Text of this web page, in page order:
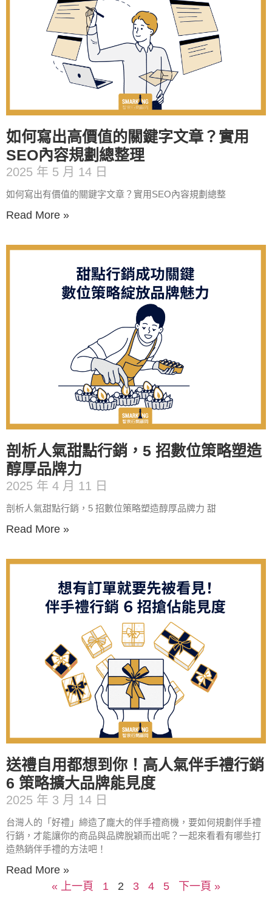
如何寫出高價值的關鍵字文章？實用
SEO內容規劃總整理
2025 年 5 月 14 日
如何寫出有價值的關鍵字文章？實用SEO內容規劃總整
Read More »
剖析人氣甜點行銷，5 招數位策略塑造
醇厚品牌力
2025 年 4 月 11 日
剖析人氣甜點行銷，5 招數位策略塑造醇厚品牌力 甜
Read More »
送禮自用都想到你！高人氣伴手禮行銷
6 策略擴大品牌能見度
2025 年 3 月 14 日
台灣人的「好禮」締造了龐大的伴手禮商機，要如何規劃伴手禮
行銷，才能讓你的商品與品牌脫穎而出呢？一起來看看有哪些打
造熱銷伴手禮的方法吧！
Read More »
« 上一頁
1 2 3 4 5 下一頁 »